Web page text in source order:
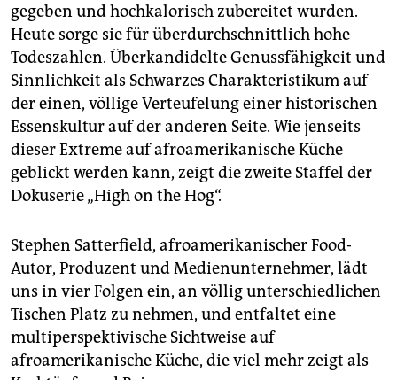
gegeben und hochkalorisch zubereitet wurden.
Heute sorge sie für überdurchschnittlich hohe
Todeszahlen. Überkandidelte Genussfähigkeit und
Sinnlichkeit als Schwarzes Charakteristikum auf
der einen, völlige Verteufelung einer historischen
Essenskultur auf der anderen Seite. Wie jenseits
dieser Extreme auf afroamerikanische Küche
geblickt werden kann, zeigt die zweite Staffel der
Dokuserie „High on the Hog“.
Stephen Satterfield, afroamerikanischer Food-
Autor, Produzent und Medienunternehmer, lädt
uns in vier Folgen ein, an völlig unterschiedlichen
Tischen Platz zu nehmen, und entfaltet eine
multiperspektivische Sichtweise auf
afroamerikanische Küche, die viel mehr zeigt als